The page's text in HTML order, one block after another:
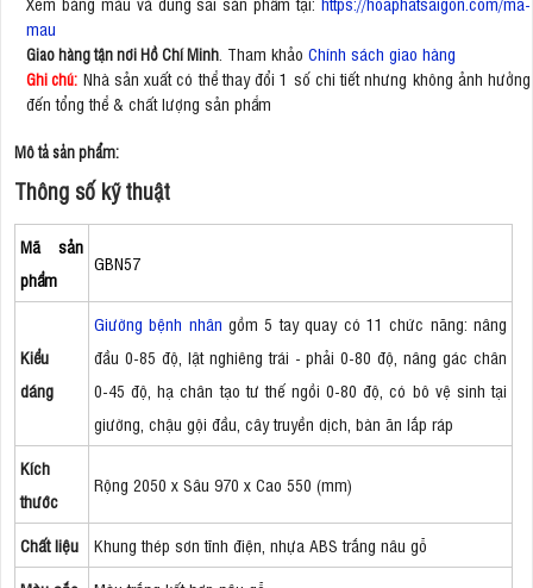
mau
Giao hàng tận nơi Hồ Chí Minh . Tham khảo Chính sách giao hàng
Ghi chú: Nhà sản xuất có thể thay đổi 1 số chi tiết nhưng không ảnh hưởng
đến tổng thể & chất lượng sản phẩm
Mô tả sản phẩm:
Thông số kỹ thuật
Mã sản
phẩm
GBN57
Kiểu
dáng
Giường bệnh nhân gồm 5 tay quay có 11 chức năng: nâng
đầu 0-85 độ, lật nghiêng trái - phải 0-80 độ, nâng gác chân
0-45 độ, hạ chân tạo tư thế ngồi 0-80 độ, có bô vệ sinh tại
giường, chậu gội đầu, cây truyền dịch, bàn ăn lắp ráp
Kích
thước
Rộng 2050 x Sâu 970 x Cao 550 (mm)
Chất liệu
Khung thép sơn tĩnh điện, nhựa ABS trắng nâu gỗ